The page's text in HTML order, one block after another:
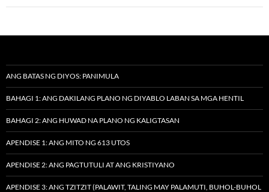
ANG BATAS NG DIYOS: PANIMULA
BAHAGI 1: ANG DAKILANG PLANO NG DIYABLO LABAN SA MGA HENTIL
BAHAGI 2: ANG HUWAD NA PLANO NG KALIGTASAN
APENDISE 1: ANG MITO NG 613 UTOS
APENDISE 2: ANG PAGTUTULI AT ANG KRISTIYANO
APENDISE 3: ANG TZITZIT (PALAWIT, TALING MAY PALAMUTI, BUHOL-BUHOL